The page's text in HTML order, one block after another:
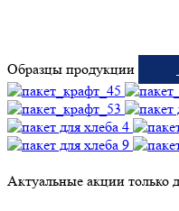
Образцы продукции
Актуальные акции только